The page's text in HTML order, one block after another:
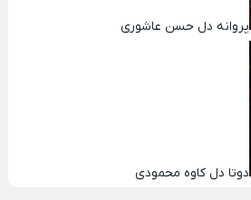
پروانه دل حسن عاشوری
دوتا دل کاوه محمودی